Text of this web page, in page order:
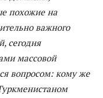
похожие на
важного
сегодня
массовой
вопросом: кому же